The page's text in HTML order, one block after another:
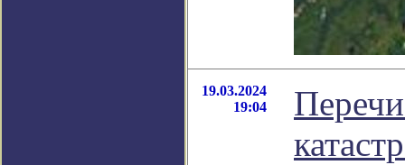
19.03.2024
19:04